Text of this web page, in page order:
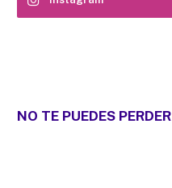
NO TE PUEDES PERDER